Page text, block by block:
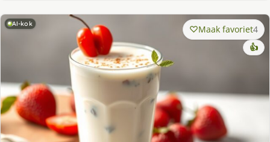
AI-kok Maak favoriet4
👍